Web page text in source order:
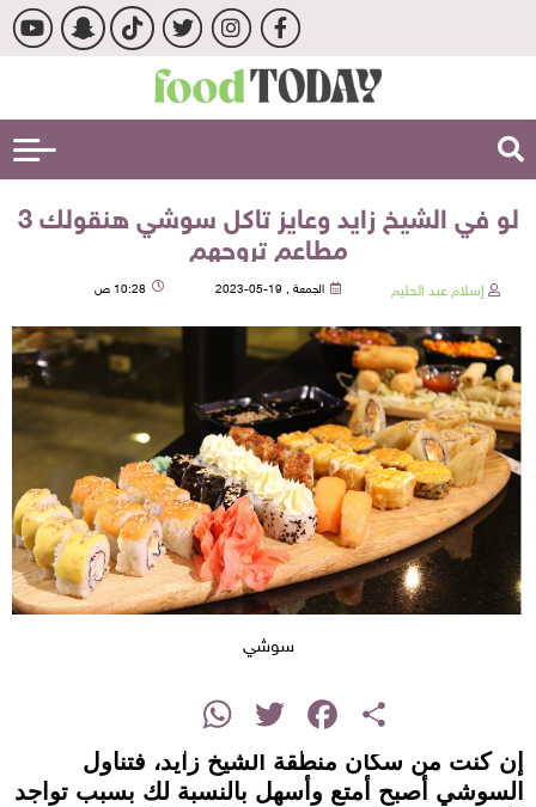
لو في الشيخ زايد وعايز تاكل سوشي هنقولك 3
مطاعم تروحهم
إسلام عبد الحليم الجمعة , 19-05-2023 10:28 ص
سوشي
Share
Facebook
Twitter
WhatsApp
إن كنت من سكان منطقة الشيخ زايد، فتناول
السوشي أصبح أمتع وأسهل بالنسبة لك بسبب تواجد